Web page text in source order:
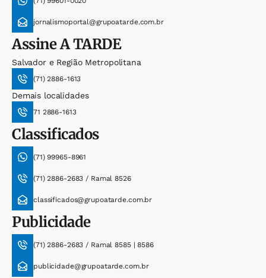
jornalismoportal@grupoatarde.com.br
AssineA TARDE
Salvador e Região Metropolitana
(71) 2886-1613
Demais localidades
71 2886-1613
Classificados
(71) 99965-8961
(71) 2886-2683 / Ramal 8526
classificados@grupoatarde.com.br
Publicidade
(71) 2886-2683 / Ramal 8585 | 8586
publicidade@grupoatarde.com.br